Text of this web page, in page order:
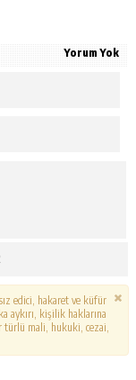
Yorum Yok
edici, hakaret ve küfür
aykırı, kişilik haklarına
türlü mali, hukuki, cezai,